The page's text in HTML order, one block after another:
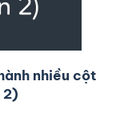
nhiều cột
2)